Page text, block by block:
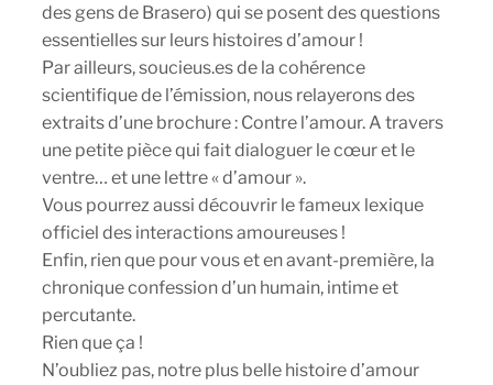
des gens de Brasero) qui se posent des questions
essentielles sur leurs histoires d’amour !
Par ailleurs, soucieus.es de la cohérence
scientifique de l’émission, nous relayerons des
extraits d’une brochure : Contre l’amour. A travers
une petite pièce qui fait dialoguer le cœur et le
ventre… et une lettre « d’amour ».
Vous pourrez aussi découvrir le fameux lexique
officiel des interactions amoureuses !
Enfin, rien que pour vous et en avant-première, la
chronique confession d’un humain, intime et
percutante.
Rien que ça !
N’oubliez pas, notre plus belle histoire d’amour